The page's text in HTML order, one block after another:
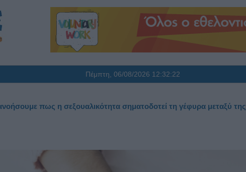
Πέμπτη, 06/08/2026 12:32:23
πως η σεξουαλικότητα σηματοδοτεί τη γέφυρα μεταξύ της